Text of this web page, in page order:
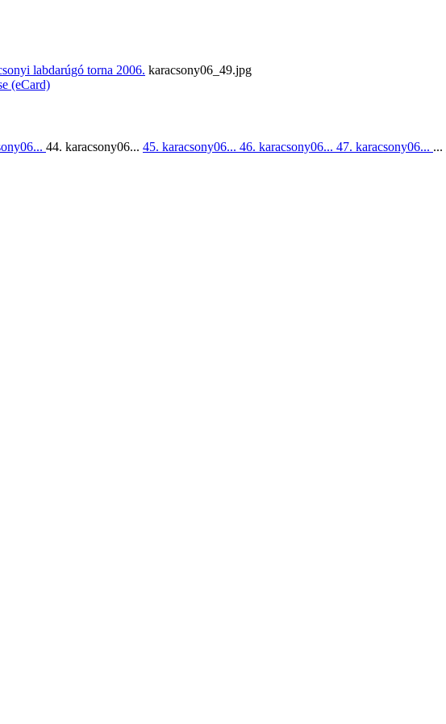
labdarúgó torna 2006. karacsony06_49.jpg
(eCard)
44. karacsony06... 45. karacsony06... 46. karacsony06... 47. karacsony06... ...